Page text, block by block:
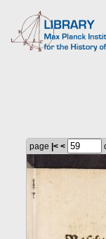
page |< <